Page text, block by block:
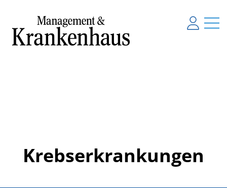
Krebserkrankungen